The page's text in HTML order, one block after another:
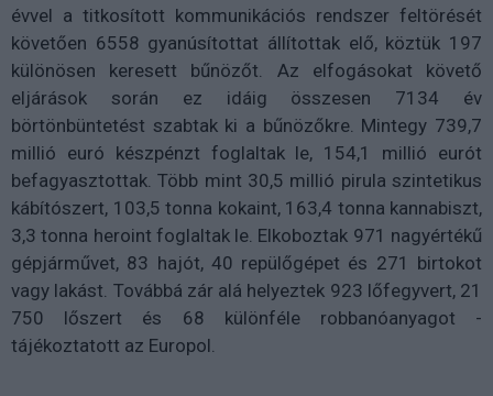
évvel a titkosított kommunikációs rendszer feltörését
követően 6558 gyanúsítottat állítottak elő, köztük 197
különösen keresett bűnözőt. Az elfogásokat követő
eljárások során ez idáig összesen 7134 év
börtönbüntetést szabtak ki a bűnözőkre. Mintegy 739,7
millió euró készpénzt foglaltak le, 154,1 millió eurót
befagyasztottak. Több mint 30,5 millió pirula szintetikus
kábítószert, 103,5 tonna kokaint, 163,4 tonna kannabiszt,
3,3 tonna heroint foglaltak le. Elkoboztak 971 nagyértékű
gépjárművet, 83 hajót, 40 repülőgépet és 271 birtokot
vagy lakást. Továbbá zár alá helyeztek 923 lőfegyvert, 21
750 lőszert és 68 különféle robbanóanyagot -
tájékoztatott az Europol.